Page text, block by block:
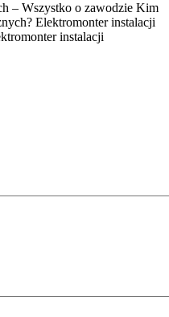
– Wszystko o zawodzie Kim
Elektromonter instalacji
instalacji